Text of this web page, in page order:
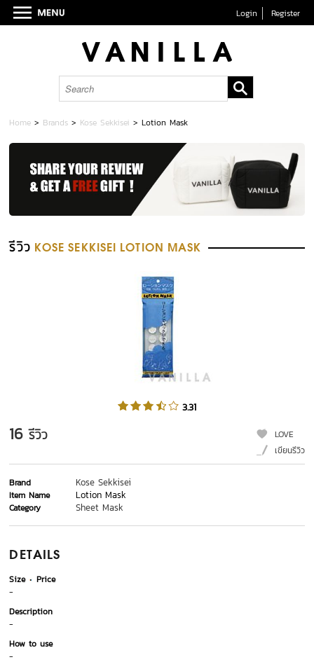
Login Register
Home > Brands > Kose Sekkisei >Lotion Mask
รีวิว KOSE SEKKISEI LOTION MASK
3.31
16 รีวิว
LOVE
เขียนรีวิว
Brand Kose Sekkisei
Item Name Lotion Mask
Category Sheet Mask
DETAILS
Size
Price
-
Description
-
How to use
-